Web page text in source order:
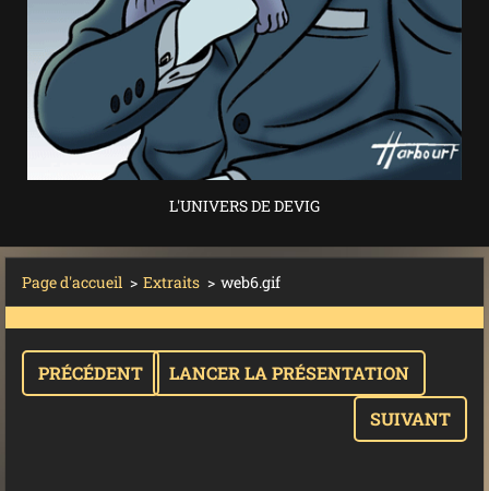
L'UNIVERS DE DEVIG
Page d'accueil > Extraits > web6.gif
PRÉCÉDENT
LANCER LA PRÉSENTATION
SUIVANT